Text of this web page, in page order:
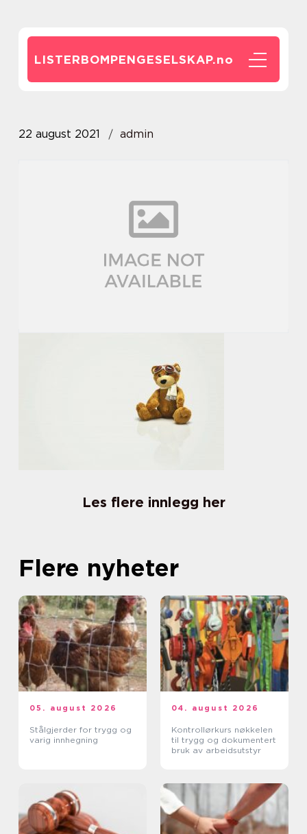
LISTERBOMPENGESELSKAP.no
22 august 2021 admin
Les flere innlegg her
Flere nyheter
05. august 2026
Stålgjerder for trygg og
varig innhegning
04. august 2026
Kontrollørkurs nøkkelen
til trygg og dokumentert
bruk av arbeidsutstyr